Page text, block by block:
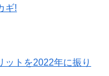
ギ!
ットを2022年に振り